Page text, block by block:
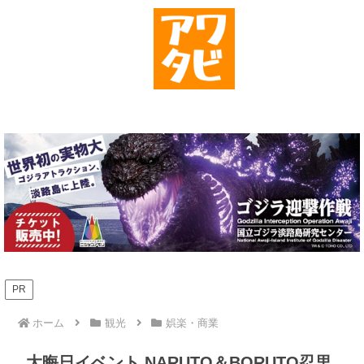
PR
ホーム 観光 娯楽・商業